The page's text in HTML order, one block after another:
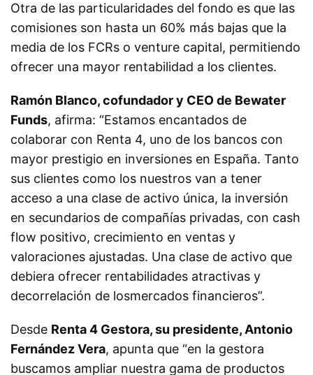
Otra de las particularidades del fondo es que las
comisiones son hasta un 60% más bajas que la
media de los FCRs o venture capital, permitiendo
ofrecer una mayor rentabilidad a los clientes.
Ramón Blanco, cofundador y CEO de Bewater
Funds, afirma: “Estamos encantados de
colaborar con Renta 4, uno de los bancos con
mayor prestigio en inversiones en España. Tanto
sus clientes como los nuestros van a tener
acceso a una clase de activo única, la inversión
en secundarios de compañías privadas, con cash
flow positivo, crecimiento en ventas y
valoraciones ajustadas. Una clase de activo que
debiera ofrecer rentabilidades atractivas y
decorrelación de losmercados financieros”.
Desde Renta 4 Gestora, su presidente, Antonio
Fernández Vera, apunta que “en la gestora
buscamos ampliar nuestra gama de productos